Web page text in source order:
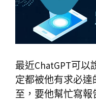
最近ChatGPT可
定都被他有求必
至，要他幫忙寫